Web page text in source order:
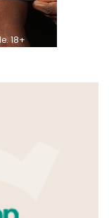
18+